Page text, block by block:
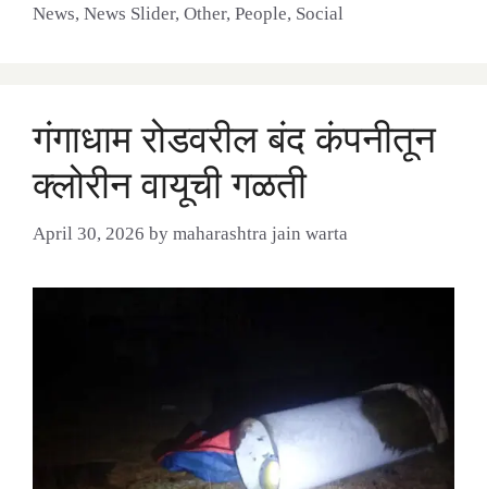
News, News Slider, Other, People, Social
गंगाधाम रोडवरील बंद कंपनीतून
क्लोरीन वायूची गळती
April 30, 2026 by maharashtra jain warta